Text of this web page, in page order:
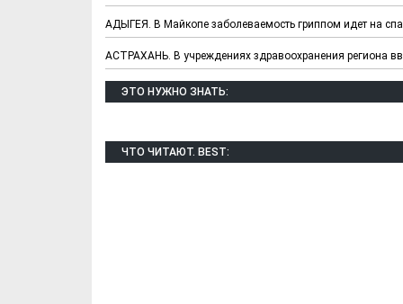
АДЫГЕЯ. В Майкопе заболеваемость гриппом идет на
АСТРАХАНЬ. В учреждениях здравоохранения региона
ЭТО НУЖНО ЗНАТЬ:
ЧТО ЧИТАЮТ. BEST: